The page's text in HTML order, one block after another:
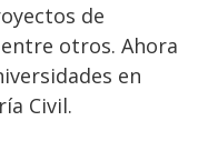
de
otros. Ahora
en
Civil.